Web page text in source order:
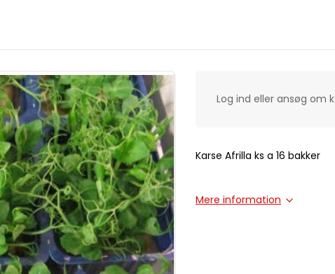
Log ind eller ansøg om
Karse Afrilla ks a 16 bakker
Mere information